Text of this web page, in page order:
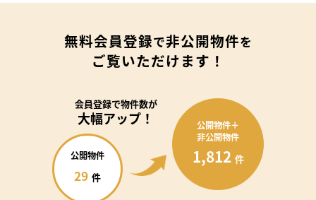
無料会員登録で非公開物件を
ご覧いただけます！
会員登録で物件数が
大幅アップ！
公開物件
29 件
公開物件＋
非公開物件
1,812 件